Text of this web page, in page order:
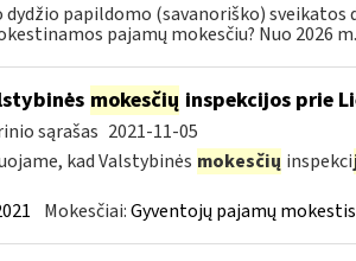
dydžio papildomo (savanoriško)
pajamų mokesčiu? Nuo 2026
mokesčių inspekcijos prie
sąrašas 2021-11-05
kad Valstybinės mokesčių inspekci
Mokesčiai:Gyventojų pajamų mokestis